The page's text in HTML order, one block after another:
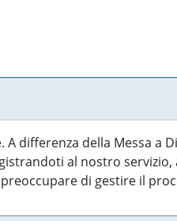
differenza della Messa a
al nostro servizio,
di gestire il